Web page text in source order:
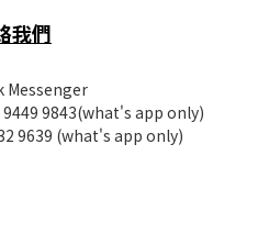
我們
Messenger
9843(what's app only)
9639 (what's app only)